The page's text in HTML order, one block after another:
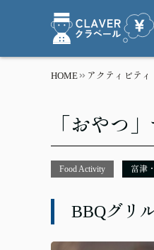
HOME アクティビティ
「おやつ
Food Activity 富津
BBQグリ